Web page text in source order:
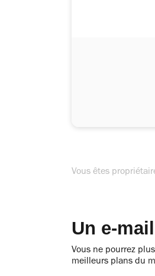
Vous êtes
Un e-
Vous ne pourrez
meilleurs plans du